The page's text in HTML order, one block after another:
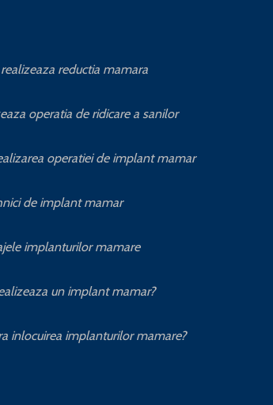
reductia mamara
operatia de ridicare a sanilor
operatiei de implant mamar
de implant mamar
implanturilor mamare
un implant mamar?
inlocuirea implanturilor mamare?